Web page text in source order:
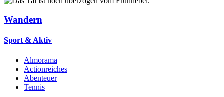
Wandern
Sport & Aktiv
Almorama
Actionreiches
Abenteuer
Tennis